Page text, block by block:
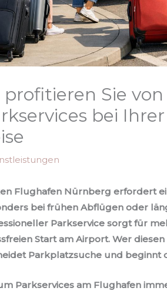
profitieren Sie
bei
Flughafen Nürnberg erfordert
bei frühen Abflügen oder
Parkservice sorgt für
Start am Airport. Wer
Parkplatzsuche und beginnt
Parkservices am Flughafen